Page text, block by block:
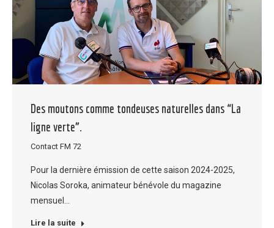
Des moutons comme tondeuses naturelles dans “La
ligne verte”.
Contact FM 72
Pour la dernière émission de cette saison 2024-2025,
Nicolas Soroka, animateur bénévole du magazine
mensuel…
Lire la suite